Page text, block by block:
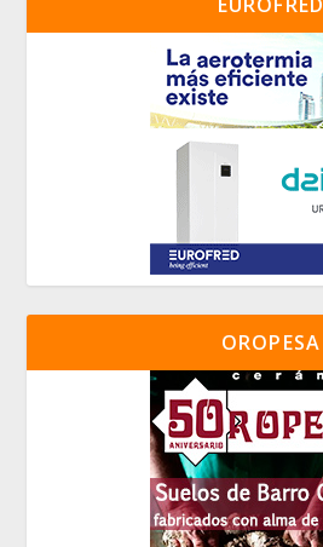
OROPESA